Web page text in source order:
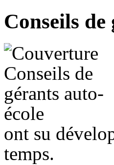
Conseils
ont su
temps.